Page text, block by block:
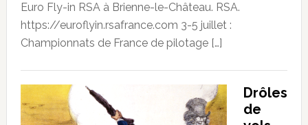
Euro Fly-in RSA à Brienne-le-Château. RSA.
https://euroflyin.rsafrance.com 3-5 juillet :
Championnats de France de pilotage […]
Drôles
de